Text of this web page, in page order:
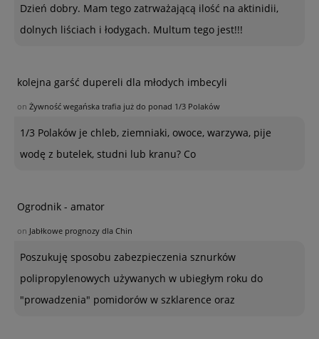
Dzień dobry. Mam tego zatrważającą ilość na aktinidii,
dolnych liściach i łodygach. Multum tego jest!!!
kolejna garść dupereli dla młodych imbecyli
on Żywność wegańska trafia już do ponad 1/3 Polaków
1/3 Polaków je chleb, ziemniaki, owoce, warzywa, pije
wodę z butelek, studni lub kranu? Co
Ogrodnik - amator
on Jabłkowe prognozy dla Chin
Poszukuję sposobu zabezpieczenia sznurków
polipropylenowych używanych w ubiegłym roku do
"prowadzenia" pomidorów w szklarence oraz